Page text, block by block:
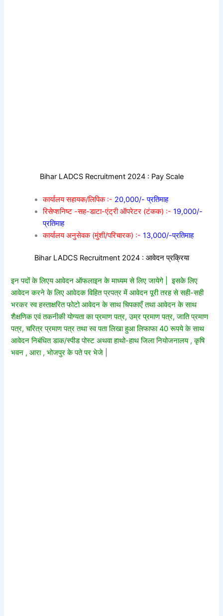
Bihar LADCS Recruitment 2024 : Pay Scale
कार्यालय सहायक/लिपिक :- 20,000/- प्रतिमाह
रिसेप्शनिष्ट -सह-डाटा-एंट्री ऑपरेटर (टंकक) :-19,000/-
प्रतिमाह
कार्यालय अनुसेवक (मुंशी/परिचारक) :-13,000/-प्रतिमाह
Bihar LADCS Recruitment 2024 : आवेदन प्रक्रिया
इन पदों के लिएय आवेदन ऑफलाइन के माध्यम से लिए जायेगे | इसके लिए
आवेदन करने के लिए आवेदक विहित प्रपत्र में आवेदन पूरी तरह से सही-सही
भरकर स्व हस्ताक्षरित फोटो आवेदन के साथ चिपकाएँ तथा आवेदन के साथ
शैक्षणिक एवं तकनीकी योग्यता का प्रमाण पत्र, उम्र प्रमाण पत्र, जाति प्रमाण
पत्र, चरित्र प्रमाण पत्र तथा स्व पता लिखा हुआ लिफाफा 40 रूपये के साथ
आवेदन निबंधित डाक/स्पीड पोस्ट अथवा हाथो-हाथ जिला नियोजनालय , कृषि
भवन , आरा , भोजपुर के पते पर भेजे |